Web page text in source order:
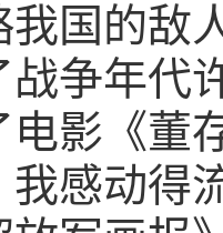
我国的
战争年代
电影《董
我感动得